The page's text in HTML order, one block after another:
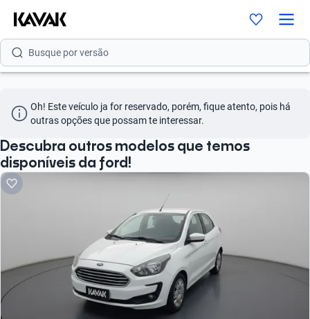
Busque por modelo
Busque por versão
Busque por marca
Busque por modelo
Busque por versão
Oh! Este veículo ja for reservado, porém, fique atento, pois há
outras opções que possam te interessar.
Descubra outros modelos que temos
disponíveis da ford!